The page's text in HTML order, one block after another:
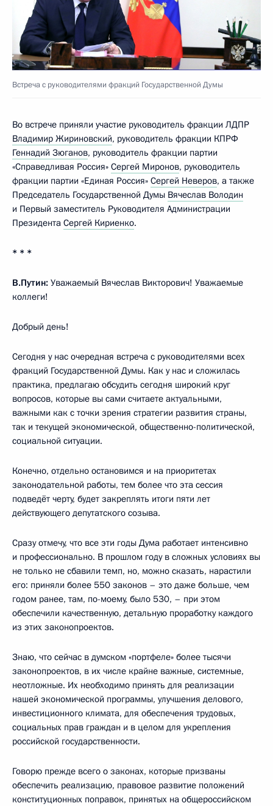
Встреча с руководителями фракций Государственной Думы
Во встрече приняли участие руководитель фракции ЛДПР
Владимир Жириновский, руководитель фракции КПРФ
Геннадий Зюганов, руководитель фракции партии
«Справедливая Россия» Сергей Миронов, руководитель
фракции партии «Единая Россия» Сергей Неверов, а также
Председатель Государственной Думы Вячеслав Володин
и Первый заместитель Руководителя Администрации
Президента Сергей Кириенко.
* * *
В.Путин: Уважаемый Вячеслав Викторович! Уважаемые
коллеги!
Добрый день!
Сегодня у нас очередная встреча с руководителями всех
фракций Государственной Думы. Как у нас и сложилась
практика, предлагаю обсудить сегодня широкий круг
вопросов, которые вы сами считаете актуальными,
важными как с точки зрения стратегии развития страны,
так и текущей экономической, общественно-политической,
социальной ситуации.
Конечно, отдельно остановимся и на приоритетах
законодательной работы, тем более что эта сессия
подведёт черту, будет закреплять итоги пяти лет
действующего депутатского созыва.
Сразу отмечу, что все эти годы Дума работает интенсивно
и профессионально. В прошлом году в сложных условиях вы
не только не сбавили темп, но, можно сказать, нарастили
его: приняли более 550 законов – это даже больше, чем
годом ранее, там, по-моему, было 530, – при этом
обеспечили качественную, детальную проработку каждого
из этих законопроектов.
Знаю, что сейчас в думском «портфеле» более тысячи
законопроектов, в их числе крайне важные, системные,
неотложные. Их необходимо принять для реализации
нашей экономической программы, улучшения делового,
инвестиционного климата, для обеспечения трудовых,
социальных прав граждан и в целом для укрепления
российской государственности.
Говорю прежде всего о законах, которые призваны
обеспечить реализацию, правовое развитие положений
конституционных поправок, принятых на общероссийском